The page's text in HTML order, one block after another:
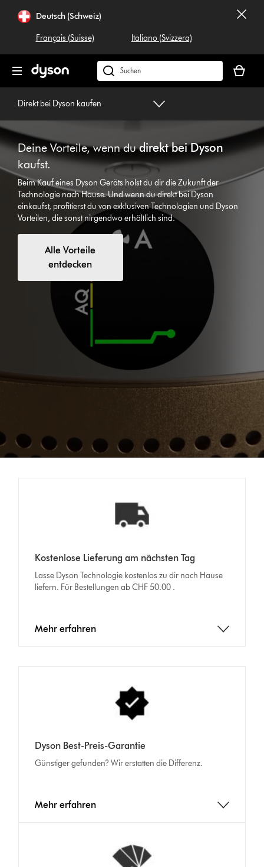
überspringenDeutsch (Schweiz)
Français (Suisse) Italiano (Svizzera)
Dyson.ch
durchsuchen
ist
Direkt bei Dyson kaufen
Deine Vorteile, wenn dudirekt bei Dyson
kaufst.
Beim Kauf eines Dyson Geräts holst du dir die Zukunft der
Technologie nach Hause. Und wenn du direkt bei Dyson
einkaufst, profitierst du von exklusiven Technologien und Dyson
Vorteilen, die sonst nirgendwo erhältlich sind.
Alle Vorteile
entdecken
Kostenlose Lieferung am nächsten Tag
Lasse Dyson Technologie kostenlos zu dir nach Hause
liefern. Für Bestellungen ab CHF 50.00 .
Mehr erfahren
Dyson Best-Preis-Garantie
Günstiger gefunden? Wir erstatten die Differenz.
Mehr erfahren